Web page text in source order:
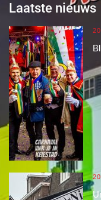
Laatste nieuws